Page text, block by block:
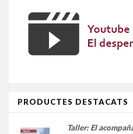
PRODUCTES DESTACATS
Taller: El